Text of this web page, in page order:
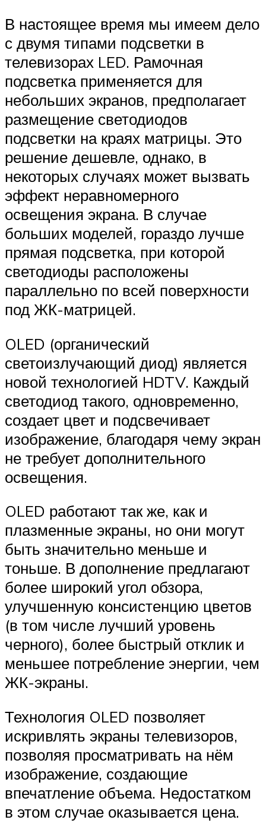
В настоящее время мы имеем дело
с двумя типами подсветки в
телевизорах LED. Рамочная
подсветка применяется для
небольших экранов, предполагает
размещение светодиодов
подсветки на краях матрицы. Это
решение дешевле, однако, в
некоторых случаях может вызвать
эффект неравномерного
освещения экрана. В случае
больших моделей, гораздо лучше
прямая подсветка, при которой
светодиоды расположены
параллельно по всей поверхности
под ЖК-матрицей.
OLED (органический
светоизлучающий диод) является
новой технологией HDTV. Каждый
светодиод такого, одновременно,
создает цвет и подсвечивает
изображение, благодаря чему экран
не требует дополнительного
освещения.
OLED работают так же, как и
плазменные экраны, но они могут
быть значительно меньше и
тоньше. В дополнение предлагают
более широкий угол обзора,
улучшенную консистенцию цветов
(в том числе лучший уровень
черного), более быстрый отклик и
меньшее потребление энергии, чем
ЖК-экраны.
Технология OLED позволяет
искривлять экраны телевизоров,
позволяя просматривать на нём
изображение, создающие
впечатление объема. Недостатком
в этом случае оказывается цена.